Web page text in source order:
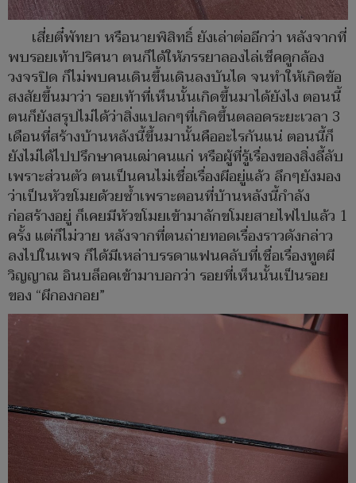
เสี่ยตี๋พัทยา หรือนายพิสิทธิ์ ยังเล่าต่ออีกว่า หลังจากที่
พบรอยเท้าปริศนา ตนก็ได้ให้ภรรยาลองไล่เช็คดูกล้อง
วงจรปิด ก็ไม่พบคนเดินขึ้นเดินลงบันได จนทำให้เกิดข้อ
สงสัยขึ้นมาว่า รอยเท้าที่เห็นนั้นเกิดขึ้นมาได้ยังไง ตอนนี้
ตนก็ยังสรุปไม่ได้ว่าสิ่งแปลกๆที่เกิดขึ้นตลอดระยะเวลา 3
เดือนที่สร้างบ้านหลังนี้ขึ้นมานั้นคืออะไรกันแน่ ตอนนี้ก็
ยังไม่ได้ไปปรึกษาคนเฒ่าคนแก่ หรือผู้ที่รู้เรื่องของสิ่งลี้ลับ
เพราะส่วนตัว ตนเป็นคนไม่เชื่อเรื่องผีอยู่แล้ว ลึกๆยังมอง
ว่าเป็นหัวขโมยด้วยซ้ำเพราะตอนที่บ้านหลังนี้กำลัง
ก่อสร้างอยู่ ก็เคยมีหัวขโมยเข้ามาลักขโมยสายไฟไปแล้ว 1
ครั้ง แต่ก็ไม่วาย หลังจากที่ตนถ่ายทอดเรื่องราวดังกล่าว
ลงไปในเพจ ก็ได้มีเหล่าบรรดาแฟนคลับที่เชื่อเรื่องทูตผี
วิญญาณ อินบล็อคเข้ามาบอกว่า รอยที่เห็นนั้นเป็นรอย
ของ “ผีกองกอย”